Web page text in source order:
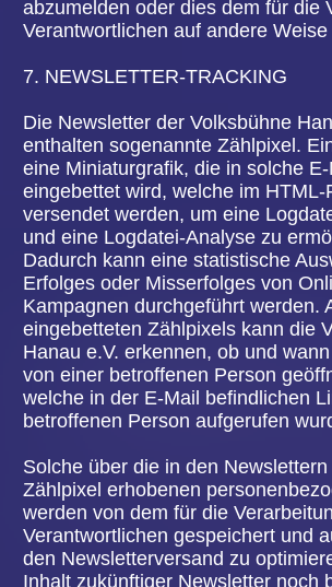
Die personenbezogenen Daten wurden für solche
Zwecke erhoben oder auf sonstige Weise
Buchstabe a DS-GVO oder Art. 9 Abs. 2
Buchstabe a DS-GVO stützte, und es fehlt an
einer anderweitigen Rechtsgrundlage für die
Verarbeitung.
Die betroffene Person legt gemäß Art. 21 Abs. 1
DS-GVO Widerspruch gegen die Verarbeitung ein,
und es liegen keine vorrangigen berechtigten
Gründe für die Verarbeitung vor, oder die
betroffene Person legt gemäß Art. 21 Abs. 2 DS-
GVO Widerspruch gegen die Verarbeitung ein.
Die personenbezogenen Daten wurden
unrechtmäßig verarbeitet.
Die Löschung der personenbezogenen Daten ist
zur Erfüllung einer rechtlichen Verpflichtung nach
dem Unionsrecht oder dem Recht der
Mitgliedstaaten erforderlich, dem der
Die personenbezogenen Daten wurden in Bezug
auf angebotene Dienste der
Informationsgesellschaft gemäß Art. 8 Abs. 1 DS-
GVO erhoben.
Sofern einer der oben genannten Gründe zutrifft
und eine betroffene Person die Löschung von